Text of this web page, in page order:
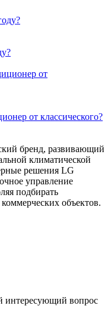
от классического?
бренд, развивающий
климатической
решения LG
управление
подбирать
объектов.
интересующий вопрос